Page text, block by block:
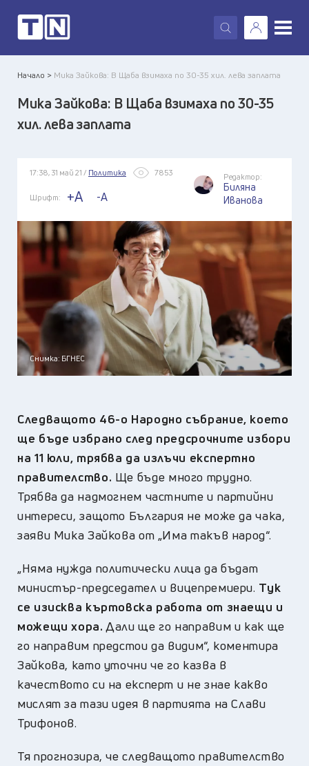
X
Начало > Мика Зайкова: В Щаба взимаха по 30-35 хил. лева заплата
Мика Зайкова: В Щаба взимаха по 30-35
хил. лева заплата
17:38, 31 май 21 / Политика 7853
Шрифт: +A -A
Редактор:
Биляна
Иванова
Снимка: БГНЕС
Следващото 46-о Народно събрание, което
ще бъде избрано след предсрочните избори
на 11 юли, трябва да излъчи експертно
правителство. Ще бъде много трудно.
Трябва да надмогнем частните и партийни
интереси, защото България не може да чака,
заяви Мика Зайкова от „Има такъв народ“.
„Няма нужда политически лица да бъдат
министър-председател и вицепремиери. Тук
се изисква къртовска работа от знаещи и
можещи хора. Дали ще го направим и как ще
го направим предстои да видим“, коментира
Зайкова, като уточни че го казва в
качеството си на експерт и не знае какво
мислят за тази идея в партията на Слави
Трифонов.
Тя прогнозира, че следващото правителство